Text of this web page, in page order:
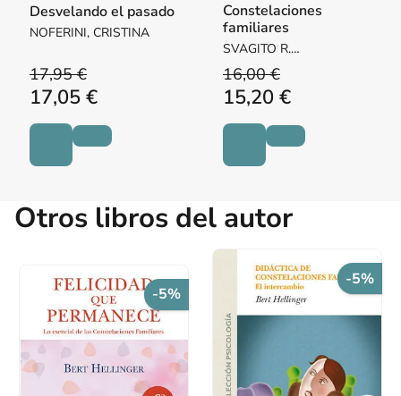
Desvelando el pasado
NOFERINI, CRISTINA
17,95 €
17,05 €
Constelaciones
familiares
SVAGITO R.
LIEBERMEISTER
16,00 €
15,20 €
Otros libros del autor
-5%
-5%